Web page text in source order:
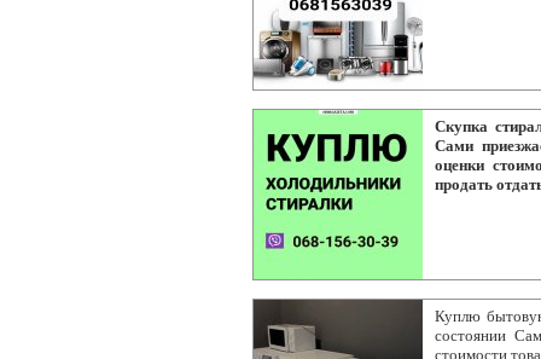
Скупка
Сами
оценки
продать
Куплю
состоянии
стоимости